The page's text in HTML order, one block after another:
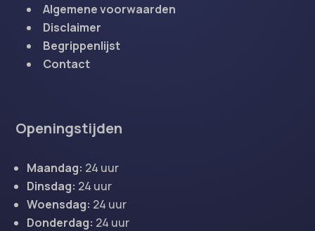
Algemene voorwaarden
Disclaimer
Begrippenlijst
Contact
Openingstijden
Maandag: 24 uur
Dinsdag: 24 uur
Woensdag: 24 uur
Donderdag: 24 uur